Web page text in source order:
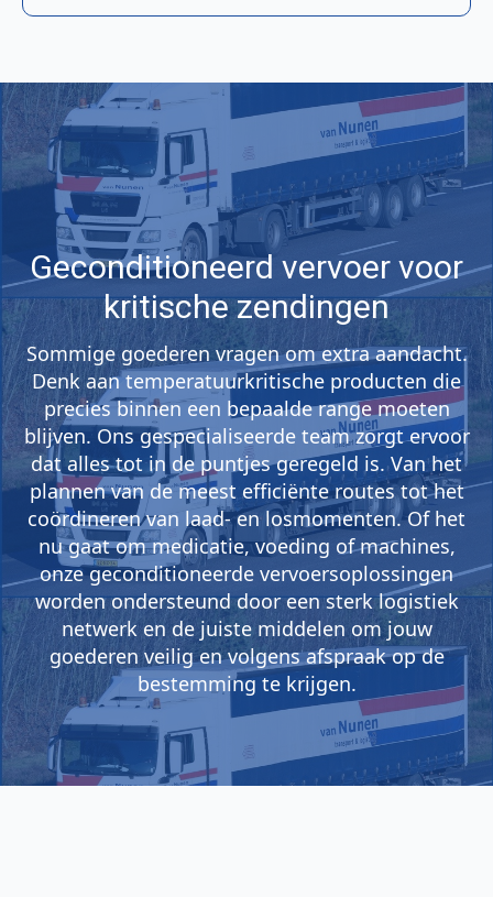
Geconditioneerd vervoer voor
kritische zendingen
Sommige goederen vragen om extra aandacht.
Denk aan temperatuurkritische producten die
precies binnen een bepaalde range moeten
blijven. Ons gespecialiseerde team zorgt ervoor
dat alles tot in de puntjes geregeld is. Van het
plannen van de meest efficiënte routes tot het
coördineren van laad- en losmomenten. Of het
nu gaat om medicatie, voeding of machines,
onze geconditioneerde vervoersoplossingen
worden ondersteund door een sterk logistiek
netwerk en de juiste middelen om jouw
goederen veilig en volgens afspraak op de
bestemming te krijgen.